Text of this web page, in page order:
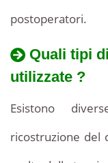
postoperatori.
Quali tipi
utilizzate ?
Esistono
ricostruzione del